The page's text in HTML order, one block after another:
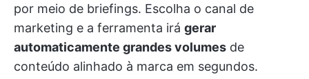
por meio de briefings. Escolha o canal de
marketing e a ferramenta irá gerar
automaticamente grandes volumes de
conteúdo alinhado à marca em segundos.